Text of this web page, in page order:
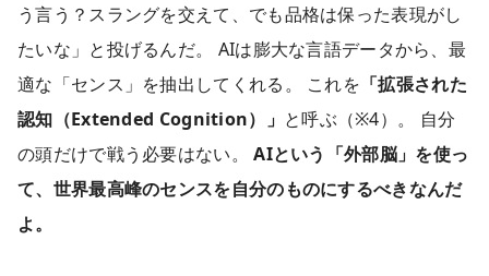
う言う？スラングを交えて、でも品格は保った表現がし
たいな」と投げるんだ。 AIは膨大な言語データから、最
適な「センス」を抽出してくれる。 これを 「拡張された
認知（Extended Cognition）」 と呼ぶ（※4）。 自分
の頭だけで戦う必要はない。AIという「外部脳」を使っ
て、世界最高峰のセンスを自分のものにするべきなんだ
よ。